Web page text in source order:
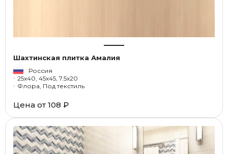
Шахтинская плитка Амалия
Россия
25x40, 45x45, 7.5x20
Флора, Под текстиль
Цена от 108 ₽